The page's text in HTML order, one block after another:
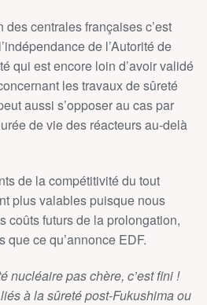
centrales françaises c’est
de l’Autorité de
qui est encore loin d’avoir validé
les travaux de sûreté
aussi s’opposer au cas par
de vie des réacteurs au-delà
de la compétitivité du tout
plus valables puisque nous
coûts futurs de la prolongation,
ce qu’annonce EDF.
nucléaire pas chère, c’est fini !
à la sûreté post-Fukushima ou